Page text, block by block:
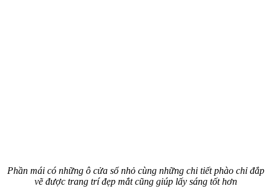
Phần mái có những ô cửa sổ nhỏ cùng những chi tiết phào chỉ đắp
vẽ được trang trí đẹp mắt cũng giúp lấy sáng tốt hơn